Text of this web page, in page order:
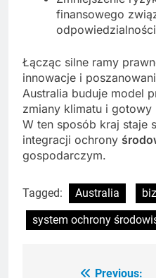
finansowego
Łącząc silne ramy
innowacje i
Australia buduje model
zmiany klimatu i gotowy
W ten sposób kraj staje
integracji ochrony
gospodarczym.
Tagged: Australia
system ochrony
Previous: